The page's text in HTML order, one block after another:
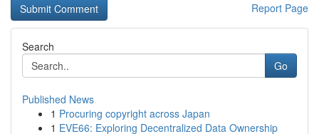
Report Page
Search
Go
Published News
1 Procuring copyright across Japan
1 EVE66: Exploring Decentralized Data Ownership